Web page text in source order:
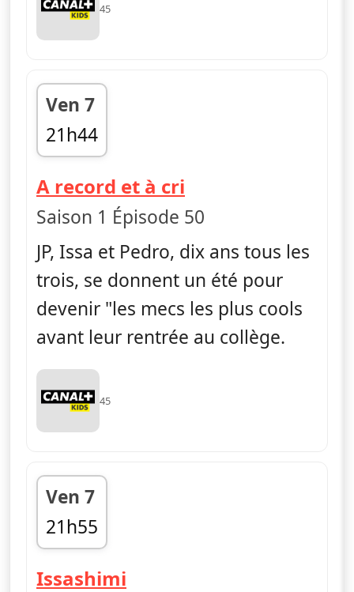
45
Ven 7
21h44
fin 21h55
A record et à cri
Saison 1 Épisode 50
JP, Issa et Pedro, dix ans tous les
trois, se donnent un été pour
devenir "les mecs les plus cools
avant leur rentrée au collège.
45
Ven 7
21h55
fin 22h06
Issashimi